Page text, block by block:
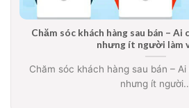
Chăm sóc khách hàng sau bán –
nhưng ít người làm
Chăm sóc khách hàng sau bán –
nhưng ít